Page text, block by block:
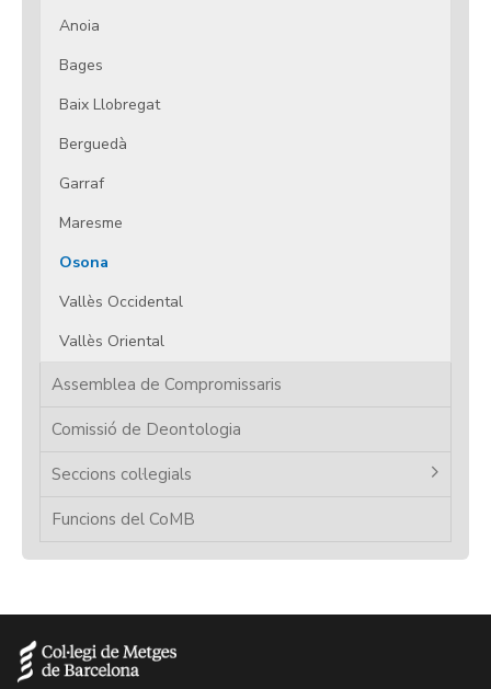
Anoia
Bages
Baix Llobregat
Berguedà
Garraf
Maresme
Osona
Vallès Occidental
Vallès Oriental
Assemblea de Compromissaris
Comissió de Deontologia
Seccions col·legials
Funcions del CoMB